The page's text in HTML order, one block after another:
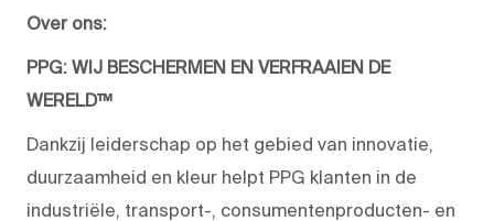
Over ons:
PPG: WIJ BESCHERMEN EN VERFRAAIEN DE
WERELD™
Dankzij leiderschap op het gebied van innovatie,
duurzaamheid en kleur helpt PPG klanten in de
industriële, transport-, consumentenproducten- en